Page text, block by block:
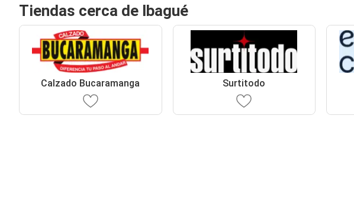
Tiendas cerca de Ibagué
Calzado Bucaramanga Surtitodo